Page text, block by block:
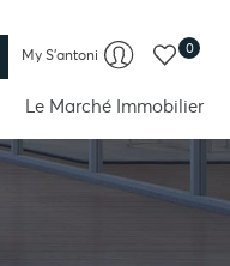
Le Marché Immobilier
My S'antoni 0